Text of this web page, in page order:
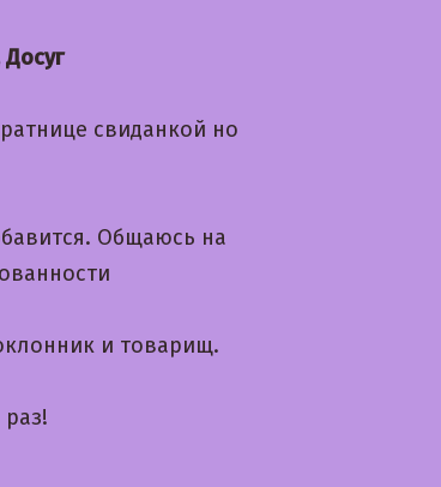
Досуг
свиданкой но
Общаюсь на
и товарищ.